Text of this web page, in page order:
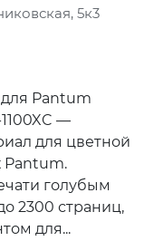
5к3
для Pantum
—
для цветной
Pantum.
голубым
2300 страниц,
для...